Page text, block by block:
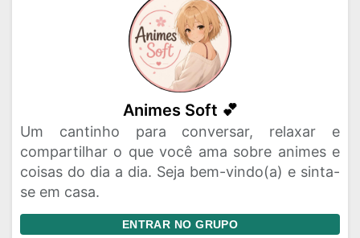
Animes Soft 💕
Um cantinho para conversar, relaxar e
compartilhar o que você ama sobre animes e
coisas do dia a dia. Seja bem-vindo(a) e sinta-
se em casa.
ENTRAR NO GRUPO